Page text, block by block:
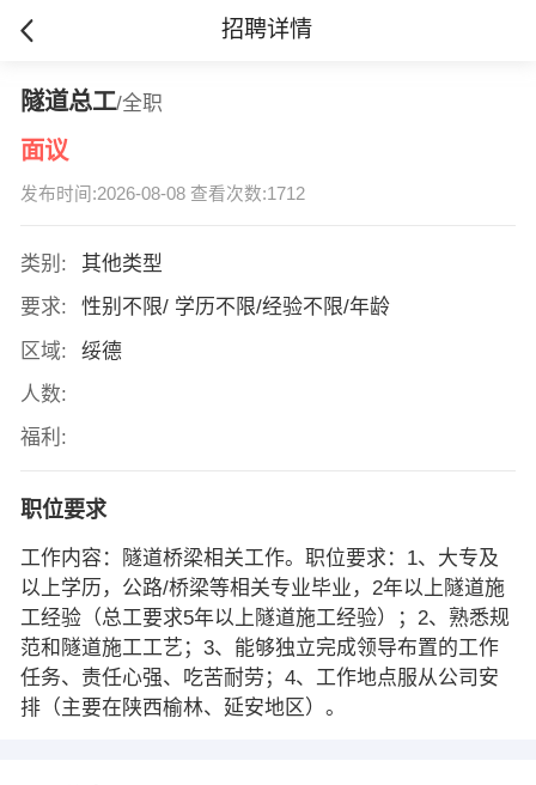
招聘详情
隧道总工/全职
面议
发布时间:2026-08-08 查看次数:1712
类别:
其他类型
要求:
性别不限/ 学历不限/经验不限/年龄
区域:
绥德
人数:
福利:
职位要求
工作内容：隧道桥梁相关工作。职位要求：1、大专及
以上学历，公路/桥梁等相关专业毕业，2年以上隧道施
工经验（总工要求5年以上隧道施工经验）；2、熟悉规
范和隧道施工工艺；3、能够独立完成领导布置的工作
任务、责任心强、吃苦耐劳；4、工作地点服从公司安
排（主要在陕西榆林、延安地区）。